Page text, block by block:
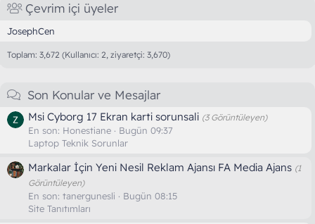
Çevrim içi üyeler
JosephCen
Toplam: 3,672 (Kullanıcı: 2, ziyaretçi: 3,670)
Son Konular ve Mesajlar
Msi Cyborg 17 Ekran karti sorunsali (3 Görüntüleyen)
En son: Honestiane
Bugün 09:37
Laptop Teknik Sorunlar
Markalar İçin Yeni Nesil Reklam Ajansı FA Media Ajans (1
Görüntüleyen)
En son: tanergunesli
Bugün 08:15
Site Tanıtımları